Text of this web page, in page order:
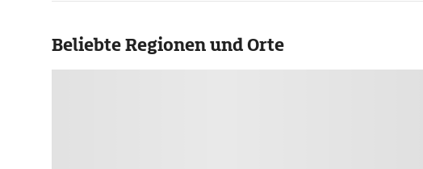
Beliebte Regionen und Orte